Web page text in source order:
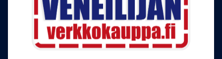
Tilaa Veneilijän uutiskirje
Liity Veneilijän Verkkokaupan uutiskirjeen
tilaajaksi, ja saat jatkossa tietoa veneilystä,